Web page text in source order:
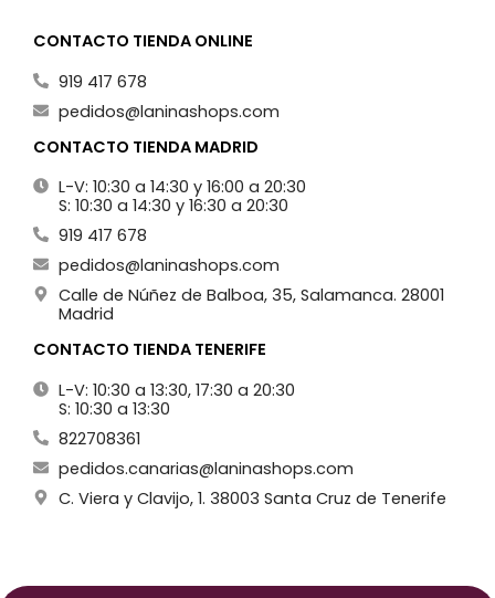
CONTACTO TIENDA ONLINE
919 417 678
pedidos@laninashops.com
CONTACTO TIENDA MADRID
L-V: 10:30 a 14:30 y 16:00 a 20:30
S: 10:30 a 14:30 y 16:30 a 20:30
919 417 678
pedidos@laninashops.com
Calle de Núñez de Balboa, 35, Salamanca. 28001
Madrid
CONTACTO TIENDA TENERIFE
L-V: 10:30 a 13:30, 17:30 a 20:30
S: 10:30 a 13:30
822708361
pedidos.canarias@laninashops.com
C. Viera y Clavijo, 1. 38003 Santa Cruz de Tenerife